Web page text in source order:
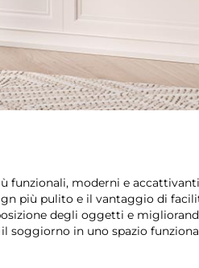
funzionali, moderni e
più pulito e il vantaggio di
degli oggetti e
soggiorno in uno spazio